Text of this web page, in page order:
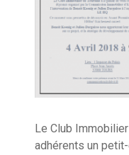
Le Club
adhérents un